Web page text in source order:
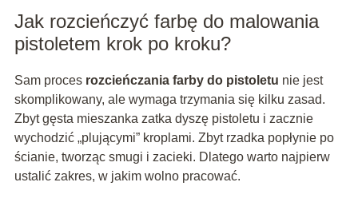
Jak rozcieńczyć farbę do malowania
pistoletem krok po kroku?
Sam proces rozcieńczania farby do pistoletu nie jest
skomplikowany, ale wymaga trzymania się kilku zasad.
Zbyt gęsta mieszanka zatka dyszę pistoletu i zacznie
wychodzić „plującymi” kroplami. Zbyt rzadka popłynie po
ścianie, tworząc smugi i zacieki. Dlatego warto najpierw
ustalić zakres, w jakim wolno pracować.